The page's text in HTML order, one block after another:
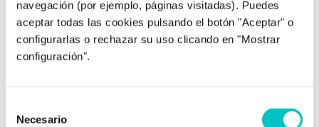
navegación (por ejemplo, páginas visitadas). Puedes
aceptar todas las cookies pulsando el botón "Aceptar" o
configurarlas o rechazar su uso clicando en "Mostrar
configuración".
Necesario